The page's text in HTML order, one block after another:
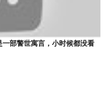
一部警世寓言，小时候都没看